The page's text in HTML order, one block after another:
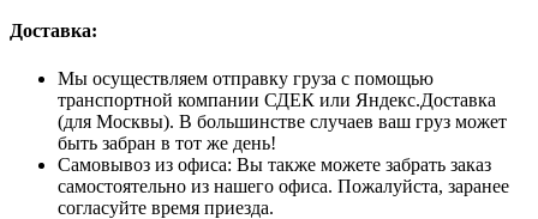
Доставка:
Мы осуществляем отправку груза с помощью
транспортной компании СДЕК или Яндекс.Доставка
(для Москвы). В большинстве случаев ваш груз может
быть забран в тот же день!
Самовывоз из офиса: Вы также можете забрать заказ
самостоятельно из нашего офиса. Пожалуйста, заранее
согласуйте время приезда.